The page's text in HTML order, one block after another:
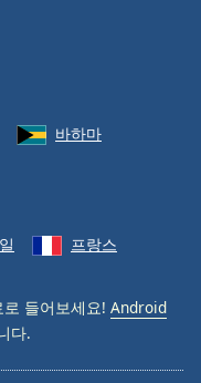
바하마
프랑스
로 들어보세요! Android
다.